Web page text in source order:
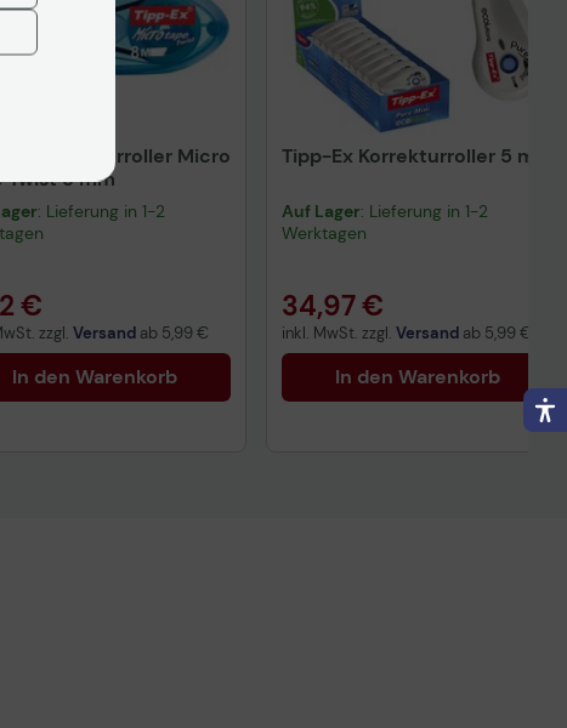
Ex Korrekturroller Micro
Twist 5 mm
: Lieferung in 1-2
€
zzgl. Versand ab 5,99 €
In den Warenkorb
Tipp-Ex Korrekturroller 5 mm
Auf Lager: Lieferung in 1-2
Werktagen
34,97 €
inkl. MwSt. zzgl. Versand ab 5,99 €
In den Warenkorb